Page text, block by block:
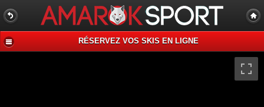
RÉSERVEZ VOS SKIS EN LIGNE